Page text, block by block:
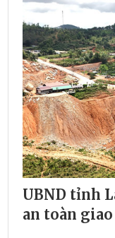
UBND tỉnh
an toàn